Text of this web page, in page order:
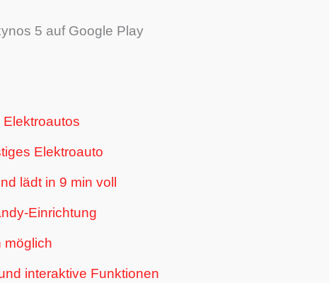
5 auf Google Play
Elektroauto
lädt in 9 min voll
Einrichtung
möglich
interaktive Funktionen